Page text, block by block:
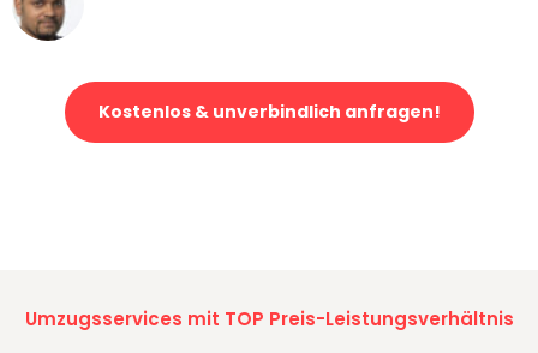
Kostenlos & unverbindlich anfragen!
Umzugsservices mit TOP Preis-Leistungsverhältnis